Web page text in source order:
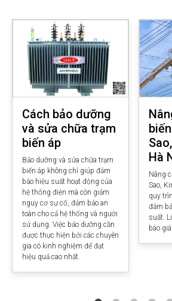
Cách bảo dưỡng
và sửa chữa trạm
biến áp
Bảo dưỡng và sửa chữa trạm
biến áp không chỉ giúp đảm
bảo hiệu suất hoạt động của
hệ thống điện mà còn giảm
nguy cơ sự cố, đảm bảo an
toàn cho cả hệ thống và người
sử dụng. Việc bảo dưỡng cần
được thực hiện bởi các chuyên
gia có kinh nghiệm để đạt
hiệu quả cao nhất.
Hà
Nâng
Sao,
quy
đảm
suất.
báo